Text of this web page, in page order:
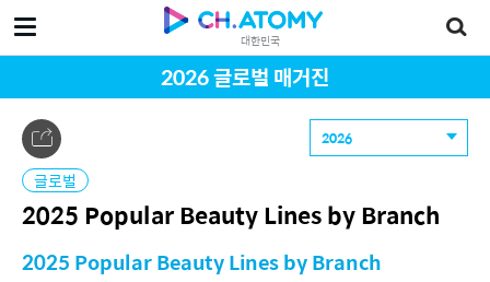
대한민국
2026 글로벌 매거진
2026
글로벌
2025 Popular Beauty Lines by Branch
2025 Popular Beauty Lines by Branch